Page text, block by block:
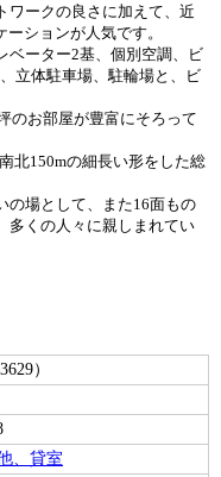
ワークの良さに加えて、近
ションが人気です。
ベーター2基、個別空調、ビ
立体駐車場、駐輪場と、ビ
のお部屋が豊富にそろって
北150mの細長い形をした総
の場として、また16面もの
多くの人々に親しまれてい
）
、貸室